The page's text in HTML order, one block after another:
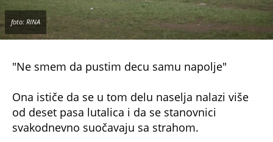
foto: RINA
"Ne smem da pustim decu samu napolje"
Ona ističe da se u tom delu naselja nalazi više
od deset pasa lutalica i da se stanovnici
svakodnevno suočavaju sa strahom.